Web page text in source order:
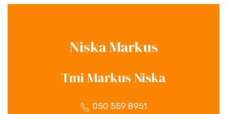
Niska Markus
Tmi Markus Niska
050 559 8951